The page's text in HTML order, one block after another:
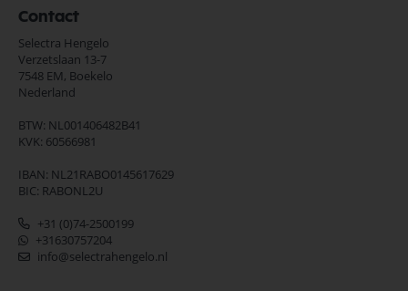
Contact
Selectra Hengelo
Verzetslaan 13-7
7548 EM, Boekelo
Nederland
BTW: NL001406482B41
KVK: 60566981
IBAN: NL21RABO0145617629
BIC: RABONL2U
+31 (0)74-2500199
+31630757204
info@selectrahengelo.nl